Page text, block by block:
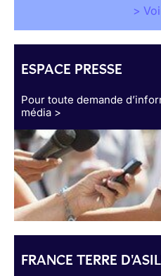
>
ESPACE PRESSE
Pour toute demande
média >
FRANCE TERRE